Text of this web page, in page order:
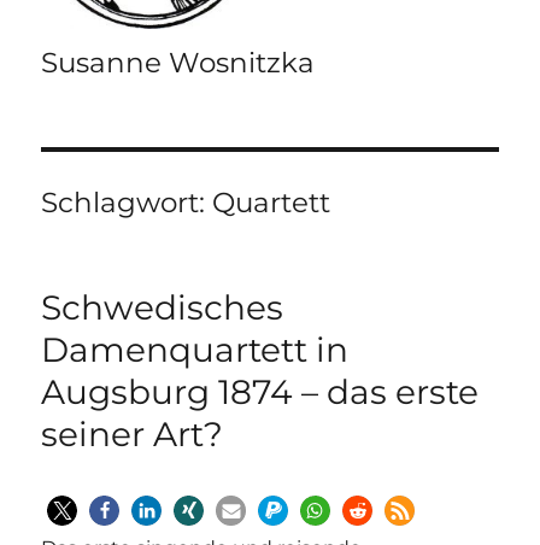
Susanne Wosnitzka
Schlagwort: Quartett
Schwedisches
Damenquartett in
Augsburg 1874 – das erste
seiner Art?